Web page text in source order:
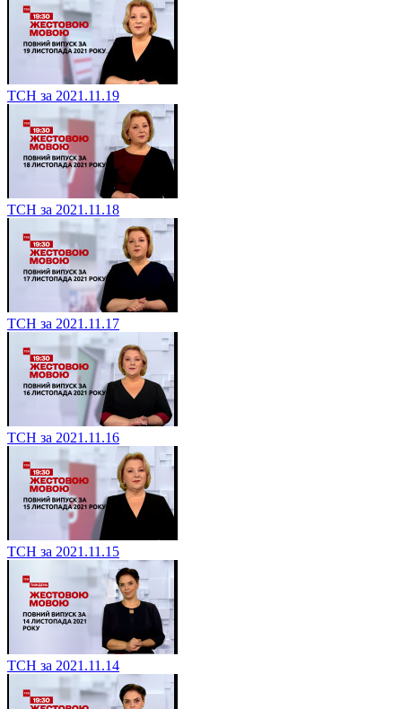
ТСН за 2021.11.19
ТСН за 2021.11.18
ТСН за 2021.11.17
ТСН за 2021.11.16
ТСН за 2021.11.15
ТСН за 2021.11.14